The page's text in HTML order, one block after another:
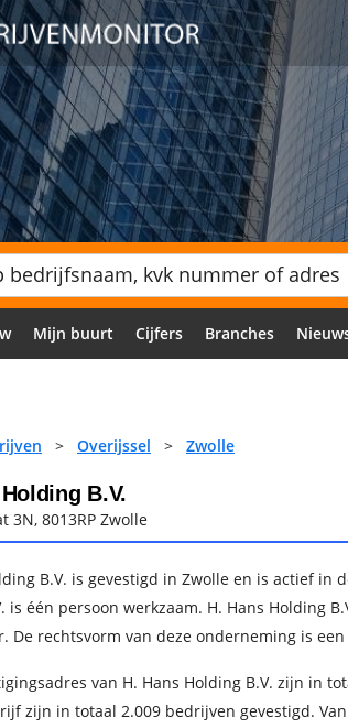
Mijn buurt Cijfers Branches
> Overijssel > Zwolle
B.V.
3N, 8013RP Zwolle
B.V. is gevestigd in Zwolle en is actief in
is één persoon werkzaam. H. Hans Holding
De rechtsvorm van deze onderneming is
van H. Hans Holding B.V. zijn in
zijn in totaal 2.009 bedrijven gevestigd.